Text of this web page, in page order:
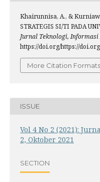
Khairunnisa, A., &
STRATEGIS SI/TI PADA
Jurnal Teknologi,
https://doi.org/https://
More Citation Formats
ISSUE
Vol 4 No 2 (2021):
2, Oktober 2021
SECTION